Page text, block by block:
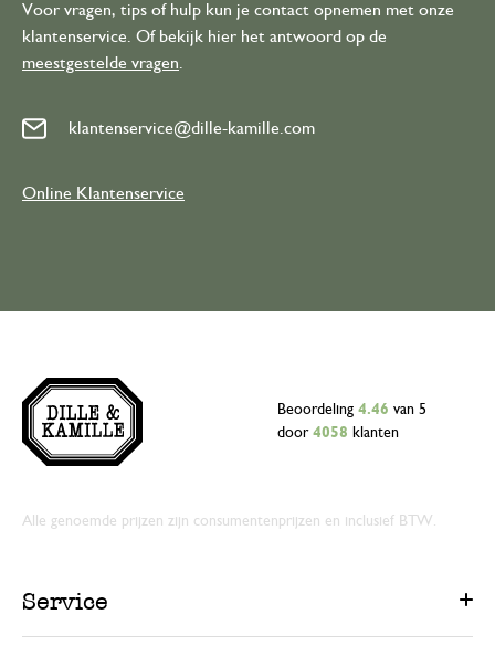
Voor vragen, tips of hulp kun je contact opnemen met onze
klantenservice. Of bekijk hier het antwoord op de
meestgestelde vragen
klantenservice@dille-kamille.com
Online Klantenservice
Beoordeling 4.46 van 5
door 4058 klanten
Alle genoemde prijzen zijn consumentenprijzen en inclusief BTW.
Service